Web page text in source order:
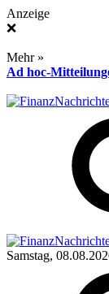
Anzeige
❌
Mehr »
Ad hoc-
Samstag,